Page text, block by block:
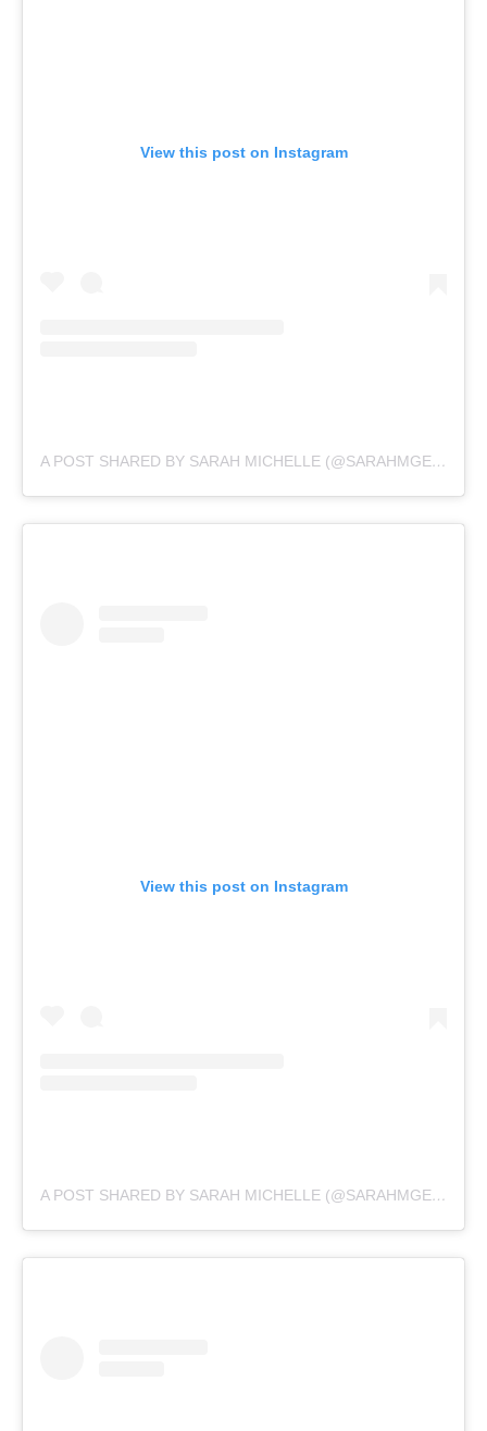
View this post on Instagram
A POST SHARED BY SARAH MICHELLE (@SARAHMGELLAR)
View this post on Instagram
A POST SHARED BY SARAH MICHELLE (@SARAHMGELLAR)